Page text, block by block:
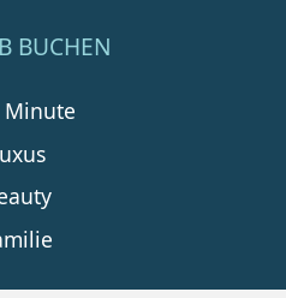
BUCHEN
Minute